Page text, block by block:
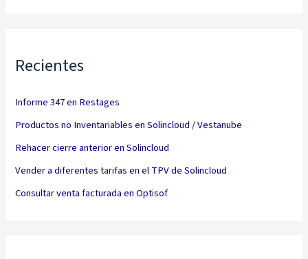
Recientes
Informe 347 en Restages
Productos no Inventariables en Solincloud / Vestanube
Rehacer cierre anterior en Solincloud
Vender a diferentes tarifas en el TPV de Solincloud
Consultar venta facturada en Optisof